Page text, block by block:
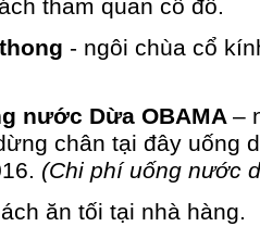
quan cố đô.
- ngôi chùa cổ
nước Dừa OBAMA –
chân tại đây uống
(Chi phí uống nước
ăn tối tại nhà hàng.